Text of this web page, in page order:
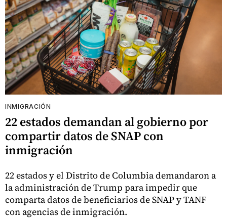
INMIGRACIÓN
22 estados demandan al gobierno por
compartir datos de SNAP con
inmigración
22 estados y el Distrito de Columbia demandaron a
la administración de Trump para impedir que
comparta datos de beneficiarios de SNAP y TANF
con agencias de inmigración.